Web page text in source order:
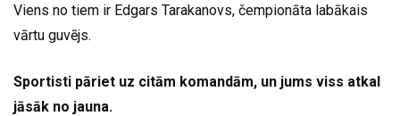
Viens no tiem ir Edgars Tarakanovs, čempionāta labākais
vārtu guvējs.
Sportisti pāriet uz citām komandām, un jums viss atkal
jāsāk no jauna.